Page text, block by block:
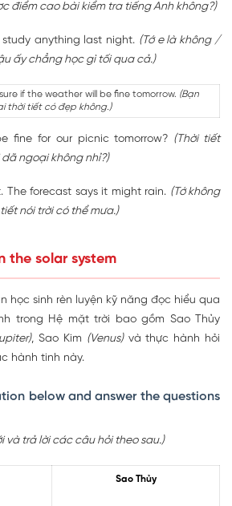
điểm cao bài kiểm tra tiếng Anh không?)
anything last night. (Tớ e là không /
ấy chẳng học gì tối qua cả.)
if the weather will be fine tomorrow. (Bạn
thời tiết có đẹp không.)
fine for our picnic tomorrow? (Thời tiết
ngoại không nhỉ?)
The forecast says it might rain. (Tớ không
nói trời có thể mưa.)
the solar system
học sinh rèn luyện kỹ năng đọc hiểu qua
trong Hệ mặt trời bao gồm Sao Thủy
, Sao Kim (Venus)và thực hành hỏi
hành tinh này.
below and answer the questions
và trả lời các câu hỏi theo sau.)
Sao Thủy